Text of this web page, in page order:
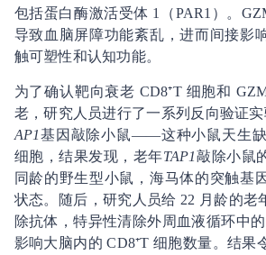
包括蛋白酶激活受体 1（PAR1）。
导致血脑屏障功能紊乱，进而间接影
触可塑性和认知功能。
为了确认靶向衰老 CD8⁺T 细胞和
老，研究人员进行了一系列反向验证
AP1基因敲除小鼠——这种小鼠天生缺
细胞，结果发现，老年TAP1敲除小鼠
同龄的野生型小鼠，海马体的突触基
状态。随后，研究人员给 22 月龄的老
除抗体，特异性清除外周血液循环中
影响大脑内的 CD8⁺T 细胞数量。结果